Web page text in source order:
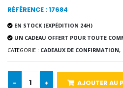
€78.00
Huile d'Onction
€9.90
RÉFÉRENCE : 17684
EN STOCK (EXPÉDITION 24H)
UN CADEAU OFFERT POUR TOUTE
CATEGORIE : CADEAUX DE CONFIRMATION,
- + AJOUTER AU